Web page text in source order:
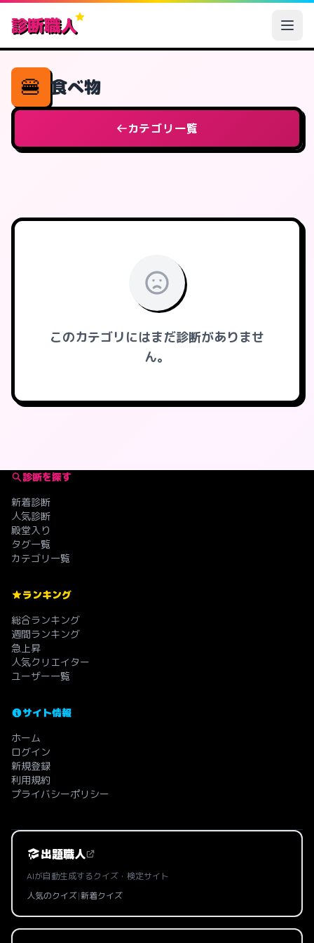
診断職人
🍔 食べ物
カテゴリ一覧
このカテゴリにはまだ診断がありませ
ん。
診断を探す
新着診断
人気診断
殿堂入り
タグ一覧
カテゴリ一覧
ランキング
総合ランキング
週間ランキング
急上昇
人気クリエイター
ユーザー一覧
サイト情報
ホーム
ログイン
新規登録
利用規約
プライバシーポリシー
出題職人
AIが自動生成するクイズ・検定サイト
人気のクイズ|新着クイズ